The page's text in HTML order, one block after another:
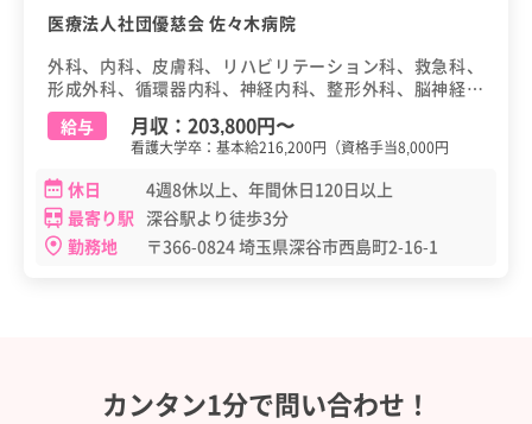
医療法人社団優慈会 佐々木病院
外科、内科、皮膚科、リハビリテーション科、救急科、
形成外科、循環器内科、神経内科、整形外科、脳神経外
科、老年内科、消化器外科、漢方内科、健診（健康診
断・人間ドック）
給与 月収： 203,800円〜
看護大学卒：基本給216,200円（資格手当8,000円
休日
4週8休以上、年間休日120日以上
最寄り駅 深谷駅より徒歩3分
勤務地
〒366-0824 埼玉県深谷市西島町2-16-1
カンタン1分で問い合わせ！